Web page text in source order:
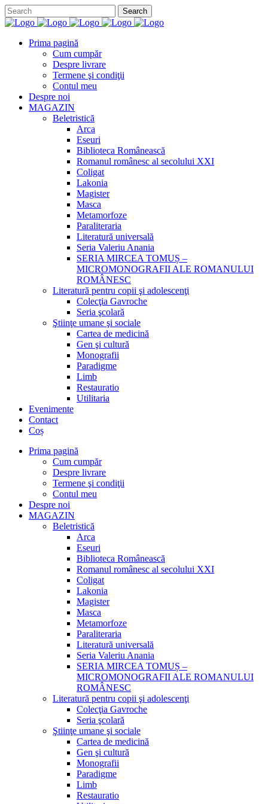
Prima pagină
Cum cumpăr
Despre livrare
Termene şi condiţii
Contul meu
Despre noi
MAGAZIN
Beletristică
Arca
Eseuri
Biblioteca Românească
Romanul românesc al secolului XXI
Coligat
Lakonia
Magister
Masca
Metamorfoze
Paraliteraria
Literatură universală
Seria Valeriu Anania
SERIA MIRCEA TOMUȘ –
MICROMONOGRAFII ALE ROMANULUI
ROMÂNESC
Literatură pentru copii şi adolescenţi
Colecţia Gavroche
Seria şcolară
Ştiinţe umane şi sociale
Cartea de medicină
Gen şi cultură
Monografii
Paradigme
Limb
Restauratio
Utilitaria
Evenimente
Contact
Coș
Prima pagină
Cum cumpăr
Despre livrare
Termene şi condiţii
Contul meu
Despre noi
MAGAZIN
Beletristică
Arca
Eseuri
Biblioteca Românească
Romanul românesc al secolului XXI
Coligat
Lakonia
Magister
Masca
Metamorfoze
Paraliteraria
Literatură universală
Seria Valeriu Anania
SERIA MIRCEA TOMUȘ –
MICROMONOGRAFII ALE ROMANULUI
ROMÂNESC
Literatură pentru copii şi adolescenţi
Colecţia Gavroche
Seria şcolară
Ştiinţe umane şi sociale
Cartea de medicină
Gen şi cultură
Monografii
Paradigme
Limb
Restauratio